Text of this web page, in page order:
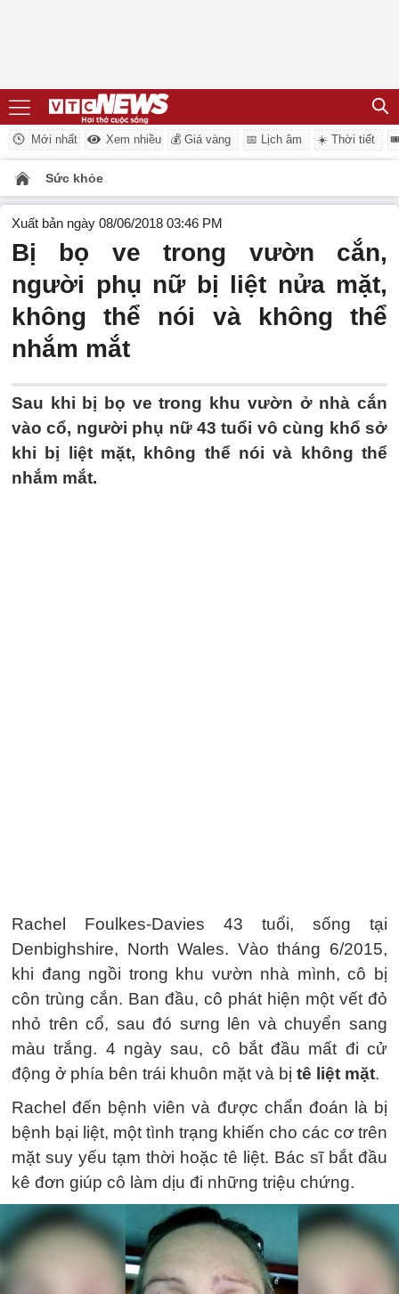
Mới nhất Xem nhiều 💰 Giá vàng 📅 Lịch âm ☀️ Thời tiết
Sức khỏe
Xuất bản ngày 08/06/2018 03:46 PM
Bị bọ ve trong vườn cắn,
người phụ nữ bị liệt nửa mặt,
không thể nói và không thể
nhắm mắt
Sau khi bị bọ ve trong khu vườn ở nhà cắn
vào cổ, người phụ nữ 43 tuổi vô cùng khổ sở
khi bị liệt mặt, không thể nói và không thể
nhắm mắt.
Rachel Foulkes-Davies 43 tuổi, sống tại
Denbighshire, North Wales. Vào tháng 6/2015,
khi đang ngồi trong khu vườn nhà mình, cô bị
côn trùng cắn. Ban đầu, cô phát hiện một vết đỏ
nhỏ trên cổ, sau đó sưng lên và chuyển sang
màu trắng. 4 ngày sau, cô bắt đầu mất đi cử
động ở phía bên trái khuôn mặt và bị tê liệt mặt.
Rachel đến bệnh viên và được chẩn đoán là bị
bệnh bại liệt, một tình trạng khiến cho các cơ trên
mặt suy yếu tạm thời hoặc tê liệt. Bác sĩ bắt đầu
kê đơn giúp cô làm dịu đi những triệu chứng.